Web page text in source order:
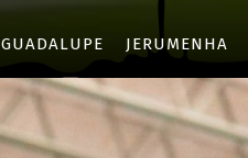
GUADALUPE JERUMENHA